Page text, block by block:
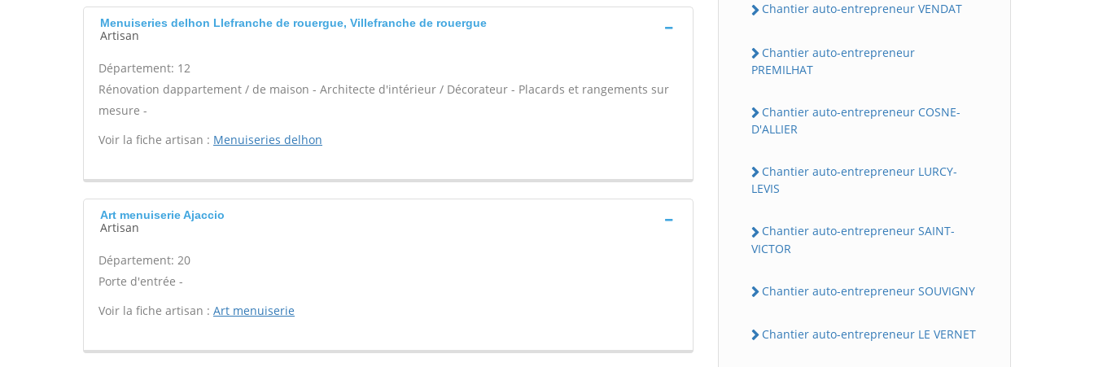
Menuiseries delhon Llefranche de rouergue, Villefranche de rouergue
Artisan
Département: 12
Rénovation dappartement / de maison - Architecte d'intérieur / Décorateur - Placards et rangements sur
mesure -
Voir la fiche artisan : Menuiseries delhon
Art menuiserie Ajaccio
Artisan
Département: 20
Porte d'entrée -
Voir la fiche artisan : Art menuiserie
Chantier auto-entrepreneur VENDAT
Chantier auto-entrepreneur
PREMILHAT
Chantier auto-entrepreneur COSNE-
D'ALLIER
Chantier auto-entrepreneur LURCY-
LEVIS
Chantier auto-entrepreneur SAINT-
VICTOR
Chantier auto-entrepreneur SOUVIGNY
Chantier auto-entrepreneur LE VERNET